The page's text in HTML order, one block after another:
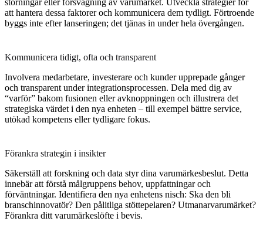
att hantera dessa faktorer och kommunicera dem tydligt. Förtroende
byggs inte efter lanseringen; det tjänas in under hela övergången.
Kommunicera tidigt, ofta och transparent
Involvera medarbetare, investerare och kunder upprepade gånger
och transparent under integrationsprocessen. Dela med dig av
“varför” bakom fusionen eller avknoppningen och illustrera det
strategiska värdet i den nya enheten – till exempel bättre service,
utökad kompetens eller tydligare fokus.
Förankra strategin i insikter
Säkerställ att forskning och data styr dina varumärkesbeslut. Detta
innebär att förstå målgruppens behov, uppfattningar och
förväntningar. Identifiera den nya enhetens nisch: Ska den bli
branschinnovatör? Den pålitliga stöttepelaren? Utmanarvarumärket?
Förankra ditt varumärkeslöfte i bevis.